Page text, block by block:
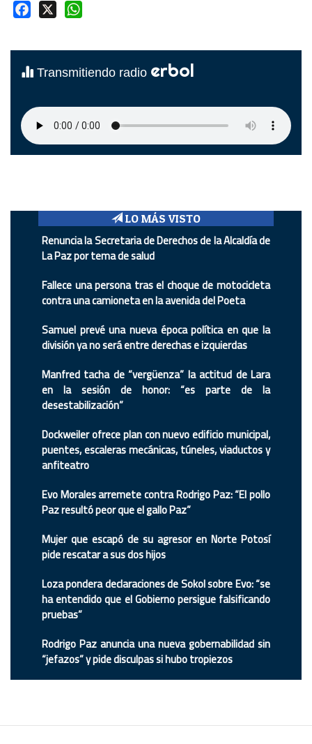
Facebook
Transmitiendo radio erbol
LO MÁS VISTO
Renuncia la Secretaria de Derechos de la Alcaldía de
La Paz por tema de salud
Fallece una persona tras el choque de motocicleta
contra una camioneta en la avenida del Poeta
Samuel prevé una nueva época política en que la
división ya no será entre derechas e izquierdas
Manfred tacha de “vergüenza” la actitud de Lara
en la sesión de honor: “es parte de la
desestabilización”
Dockweiler ofrece plan con nuevo edificio municipal,
puentes, escaleras mecánicas, túneles, viaductos y
anfiteatro
Evo Morales arremete contra Rodrigo Paz: “El pollo
Paz resultó peor que el gallo Paz”
Mujer que escapó de su agresor en Norte Potosí
pide rescatar a sus dos hijos
Loza pondera declaraciones de Sokol sobre Evo: “se
ha entendido que el Gobierno persigue falsificando
pruebas”
Rodrigo Paz anuncia una nueva gobernabilidad sin
“jefazos” y pide disculpas si hubo tropiezos